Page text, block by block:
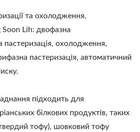
та охолодження,
Soon Lih: двофазна
пастеризація, охолодження,
пастеризація, автоматичний
підходить для
білкових продуктів, таких
тофу), шовковий тофу